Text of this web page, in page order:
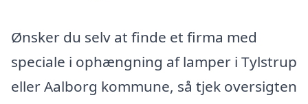
Ønsker du selv at finde et firma med
speciale i ophængning af lamper i Tylstrup
eller Aalborg kommune, så tjek oversigten